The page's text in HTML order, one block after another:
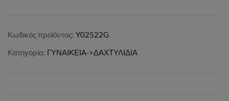
Κωδικός προϊόντος: Y02522G
Κατηγορία: ΓΥΝΑΙΚΕΙΑ->ΔΑΧΤΥΛΙΔΙΑ